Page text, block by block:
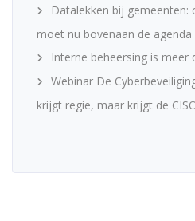
Datalekken bij gemeenten:
moet nu bovenaan de agenda
Interne beheersing is
Webinar De
krijgt regie, maar krijgt de